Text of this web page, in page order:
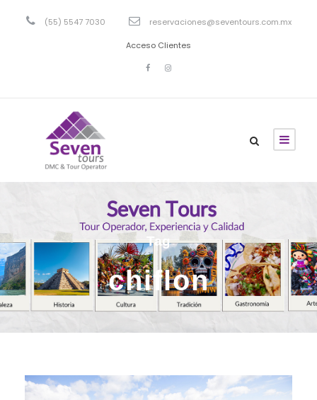
(55) 5547 7030 reservaciones@seventours.com.mx
Acceso Clientes
Tag
chiflon